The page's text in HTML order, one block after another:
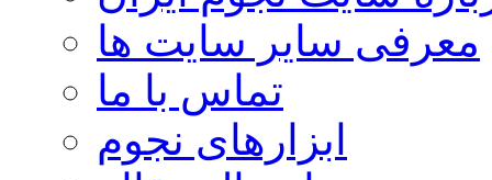
معرفی سایر سایت ها
تماس با ما
ابزارهای نجوم